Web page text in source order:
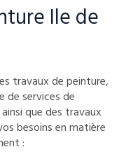
Ile de
travaux de peinture,
de services de
que des travaux
besoins en matière
: